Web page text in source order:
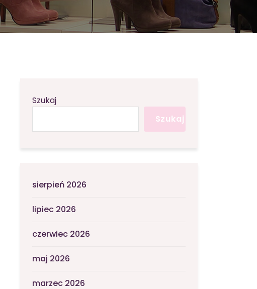
Szukaj
Szukaj
sierpień 2026
lipiec 2026
czerwiec 2026
maj 2026
marzec 2026